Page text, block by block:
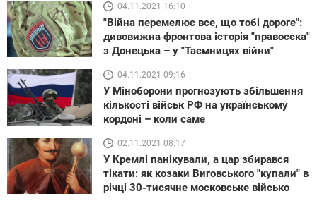
04.11.2021 16:10
"Війна перемелює все, що тобі дороге":
дивовижна фронтова історія "правосєка"
з Донецька – у "Таємницях війни"
04.11.2021 09:16
У Міноборони прогнозують збільшення
кількості військ РФ на українському
кордоні – коли саме
02.11.2021 08:17
У Кремлі панікували, а цар збирався
тікати: як козаки Виговського "купали" в
річці 30-тисячне московське військо